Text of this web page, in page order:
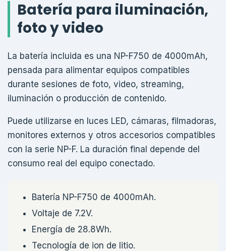
Batería para iluminación,
foto y video
La batería incluida es una NP-F750 de 4000mAh,
pensada para alimentar equipos compatibles
durante sesiones de foto, video, streaming,
iluminación o producción de contenido.
Puede utilizarse en luces LED, cámaras, filmadoras,
monitores externos y otros accesorios compatibles
con la serie NP-F. La duración final depende del
consumo real del equipo conectado.
Batería NP-F750 de 4000mAh.
Voltaje de 7.2V.
Energía de 28.8Wh.
Tecnología de ion de litio.